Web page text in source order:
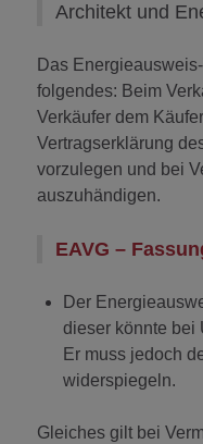
Architekt und
Das
folgendes: Beim
Verkäufer dem
Vertragserklärung
vorzulegen und bei
auszuhändigen.
EAVG –
Der
dieser könnte bei
Er muss jedoch
widerspiegeln.
Gleiches gilt bei